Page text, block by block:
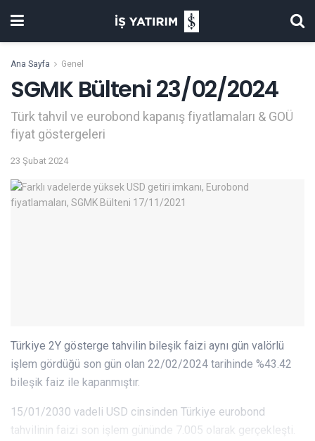
Ana Sayfa Genel
SGMK Bülteni 23/02/2024
Türk tahvil ve eurobond kapanış fiyatlamaları & GOÜ
fiyat göstergeleri
23 Şubat 2024
Türkiye 2Y gösterge tahvilin bileşik faizi aynı gün valörlü
işlem gördüğü son gün olan 22/02/2024 tarihinde %43.42
bileşik faiz ile kapanmıştır.
15/01/2030 vadeli USD cinsinden Türkiye eurobond
tahvilinin faizi son işlem gününde 7.005 olarak gerçekleşti.